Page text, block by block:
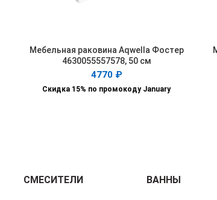
В КОРЗИНУ
Мебельная раковина Aqwella Фостер
4630055557578, 50 см
4770 ₽
Скидка 15% по промокоду January
СМЕСИТЕЛИ ВАННЫ